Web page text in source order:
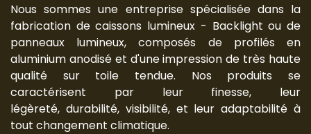
Nous sommes une entreprise spécialisée dans la
fabrication de caissons lumineux - Backlight ou de
panneaux lumineux, composés de profilés en
aluminium anodisé et d'une impression de très haute
qualité sur toile tendue. Nos produits se
caractérisent par leur finesse, leur
légèreté, durabilité, visibilité, et leur adaptabilité à
tout changement climatique.